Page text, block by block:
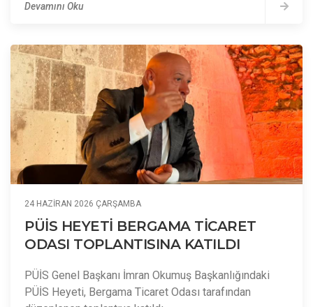
Devamını Oku
24 HAZIRAN 2026 ÇARŞAMBA
PÜİS HEYETİ BERGAMA TİCARET
ODASI TOPLANTISINA KATILDI
PÜİS Genel Başkanı İmran Okumuş Başkanlığındaki
PÜİS Heyeti, Bergama Ticaret Odası tarafından